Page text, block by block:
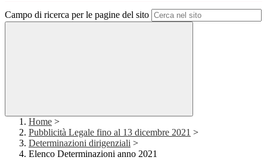
Campo di ricerca per le pagine del sito
Home >
Pubblicità Legale fino al 13 dicembre 2021 >
Determinazioni dirigenziali >
Elenco Determinazioni anno 2021